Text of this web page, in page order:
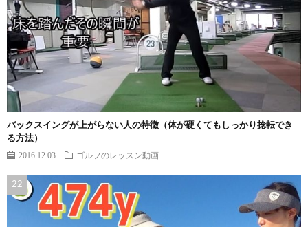
バックスイングが上がらない人の特徴（体が硬くてもしっかり捻転でき
る方法）
2016.12.03 ゴルフのレッスン動画